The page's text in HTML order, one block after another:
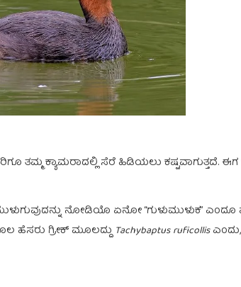
ತಮ್ಮ ಕ್ಯಾಮರಾದಲ್ಲಿ ಸೆರೆ ಹಿಡಿಯಲು ಕಷ್ಟವಾಗುತ್ತದೆ.
ನೋಡಿಯೊ ಏನೋ “ಗುಳುಮುಳುಕ”
ಹೆಸರು ಗ್ರೀಕ್ ಮೂಲದ್ದುTachybaptus ruficollis